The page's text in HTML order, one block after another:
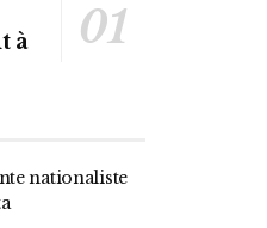
à
nationaliste